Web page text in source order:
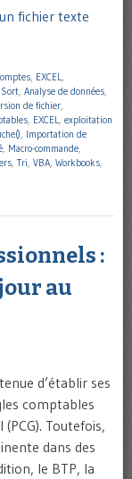
fichier texte
, EXCEL,
.Sort, Analyse de données,
de fichier,
, EXCEL, exploitation
, Importation de
, Macro-commande,
, Tri, VBA, Workbooks,
:
au
d’établir ses
comptables
Toutefois,
dans des
le BTP, la